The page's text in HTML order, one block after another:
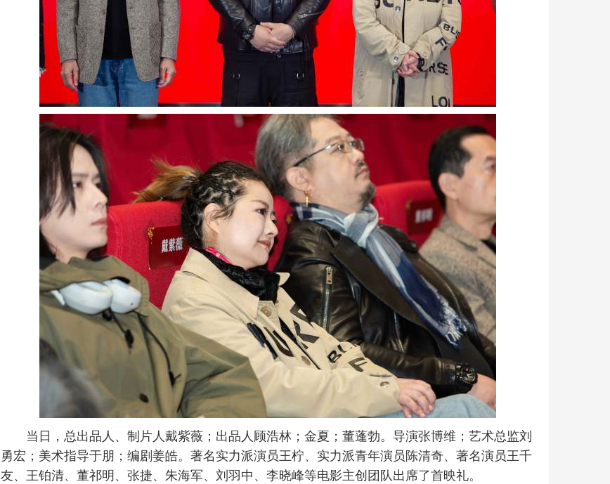
当日，总出品人、制片人戴紫薇；出品人顾浩林；金夏；董蓬勃。导演张博维；艺术总监刘
勇宏；美术指导于朋；编剧姜皓。著名实力派演员王柠、实力派青年演员陈清奇、著名演员王千
友、王铂清、董祁明、张捷、朱海军、刘羽中、李晓峰等电影主创团队出席了首映礼。